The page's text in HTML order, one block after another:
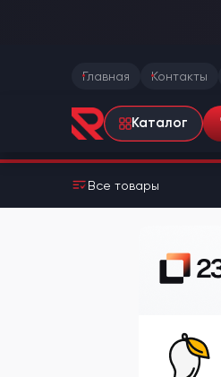
Главная Контакты
Каталог
Все товары